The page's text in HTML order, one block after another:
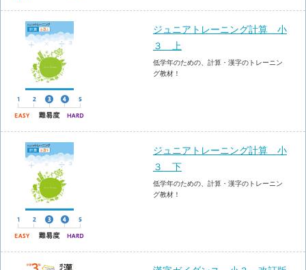
ジュニアトレーニング計算 小
３ 上
低学年のための、計算・漢字のトレーニン
グ教材！
ジュニアトレーニング計算 小
３ 下
低学年のための、計算・漢字のトレーニン
グ教材！